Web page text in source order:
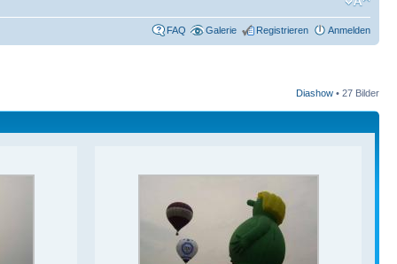
FAQ Galerie Registrieren Anmelden
27 Bilder
Diashow •